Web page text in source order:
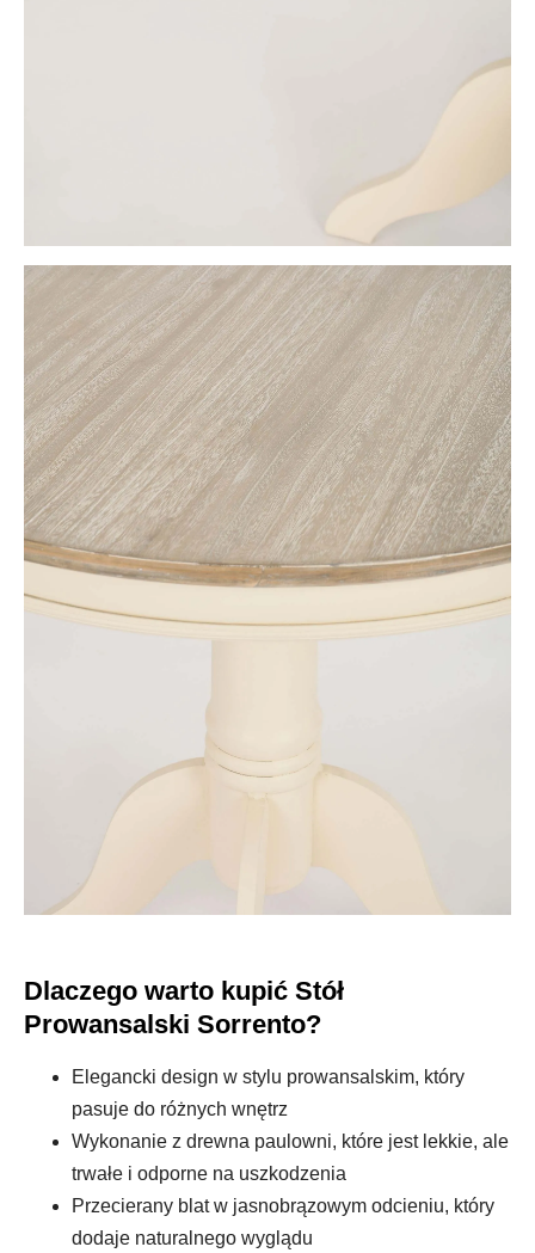
Dlaczego warto kupić Stół
Prowansalski Sorrento?
Elegancki design w stylu prowansalskim, który
pasuje do różnych wnętrz
Wykonanie z drewna paulowni, które jest lekkie, ale
trwałe i odporne na uszkodzenia
Przecierany blat w jasnobrązowym odcieniu, który
dodaje naturalnego wyglądu